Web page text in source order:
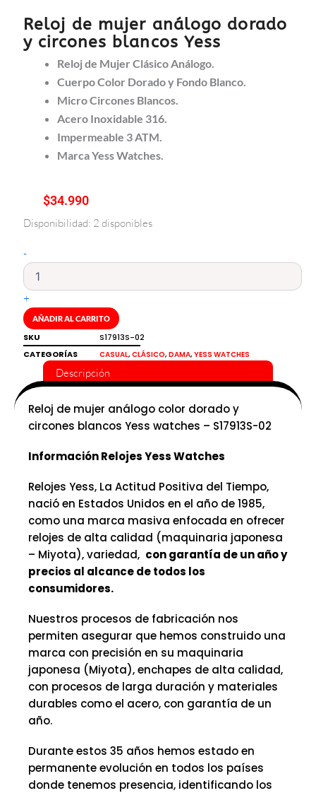
Reloj de mujer análogo dorado
y circones blancos Yess
Reloj de Mujer Clásico Análogo.
Cuerpo Color Dorado y Fondo Blanco.
Micro Circones Blancos.
Acero Inoxidable 316.
Impermeable 3 ATM.
Marca Yess Watches.
$34.990
Disponibilidad: 2 disponibles
-
Reloj
mujer
análogo
dorado
y
circones
blancos
Yess
cantidad
+
AÑADIR AL CARRITO
SKU
S17913S-02
CATEGORÍAS
CASUAL, CLÁSICO, DAMA, YESS WATCHES
Descripción
Reloj de mujer análogo color dorado y
circones blancos Yess watches – S17913S-02
Información Relojes Yess Watches
Relojes Yess, La Actitud Positiva del Tiempo,
nació en Estados Unidos en el año de 1985,
como una marca masiva enfocada en ofrecer
relojes de alta calidad (maquinaria japonesa
– Miyota), variedad, con garantía de un año y
precios al alcance de todos los
consumidores.
Nuestros procesos de fabricación nos
permiten asegurar que hemos construido una
marca con precisión en su maquinaria
japonesa (Miyota), enchapes de alta calidad,
con procesos de larga duración y materiales
durables como el acero, con garantía de un
año.
Durante estos 35 años hemos estado en
permanente evolución en todos los países
donde tenemos presencia, identificando los